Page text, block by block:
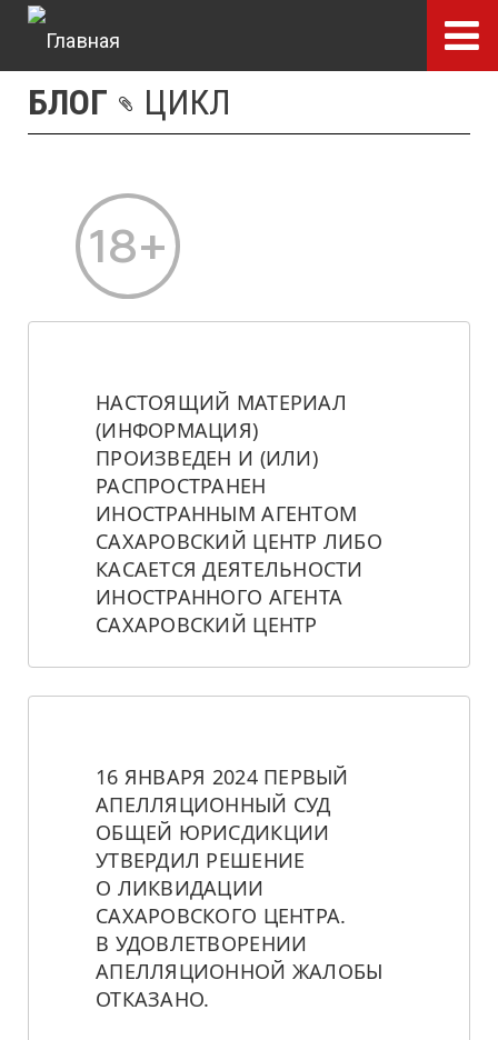
Перейти
основному
содержанию
БЛОГ ЦИКЛ
НАСТОЯЩИЙ МАТЕРИАЛ
(ИНФОРМАЦИЯ)
ПРОИЗВЕДЕН И (ИЛИ)
РАСПРОСТРАНЕН
ИНОСТРАННЫМ АГЕНТОМ
САХАРОВСКИЙ ЦЕНТР ЛИБО
КАСАЕТСЯ ДЕЯТЕЛЬНОСТИ
ИНОСТРАННОГО АГЕНТА
САХАРОВСКИЙ ЦЕНТР
16 ЯНВАРЯ 2024 ПЕРВЫЙ
АПЕЛЛЯЦИОННЫЙ СУД
ОБЩЕЙ ЮРИСДИКЦИИ
УТВЕРДИЛ РЕШЕНИЕ
О ЛИКВИДАЦИИ
САХАРОВСКОГО ЦЕНТРА.
В УДОВЛЕТВОРЕНИИ
АПЕЛЛЯЦИОННОЙ ЖАЛОБЫ
ОТКАЗАНО.